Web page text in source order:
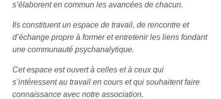
s’élaborent en commun les avancées de chacun.
Ils constituent un espace de travail, de rencontre et
d’échange propre à former et entretenir les liens fondant
une communauté psychanalytique.
Cet espace est ouvert à celles et à ceux qui
s’intéressent au travail en cours et qui souhaitent faire
connaissance avec notre association.